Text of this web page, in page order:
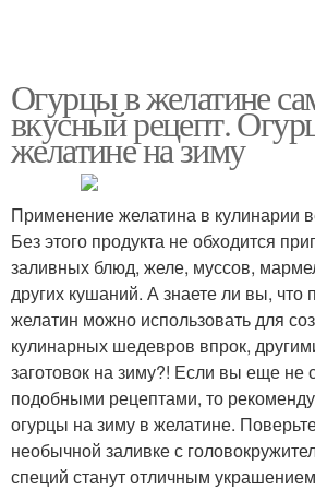
Огурцы в желатине
вкусный рецепт.
желатине на зиму
Применение желатина в кулинарии
Без этого продукта не обходится
заливных блюд, желе, муссов,
других кушаний. А знаете ли вы, что
желатин можно использовать для
кулинарных шедевров впрок,
заготовок на зиму?! Если вы еще не
подобными рецептами, то
огурцы на зиму в желатине.
необычной заливке с
специй станут отличным